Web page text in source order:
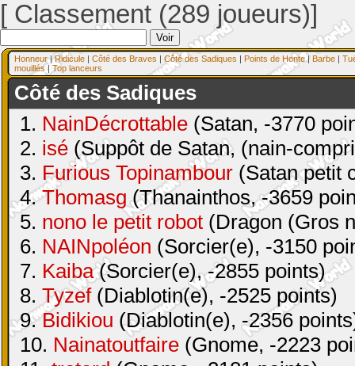
[ Classement (289 joueurs)]
Honneur|Ridicule | Côté des Braves | Côté des Sadiques | Points de Honte| Barbe |
mouillés| Top lanceurs
Côté des Sadiques
1. NainDécrottable (Satan, -3770
2. isé (Suppôt de Satan, (nain-
3. Furious Topinambour (Satan petit
4.Thomasg(Thanainthos, -3659
5. nono le petit robot (Dragon (Gros
6. NAINpoléon (Sorcier(e), -3150
7. Kaiba(Sorcier(e), -2855 points)
8. Tyzef(Diablotin(e), -2525 points)
9.Bidikiou (Diablotin(e), -2356
10. Nainatoutfaire (Gnome, -2223